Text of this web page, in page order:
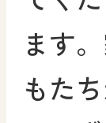
ます
もた